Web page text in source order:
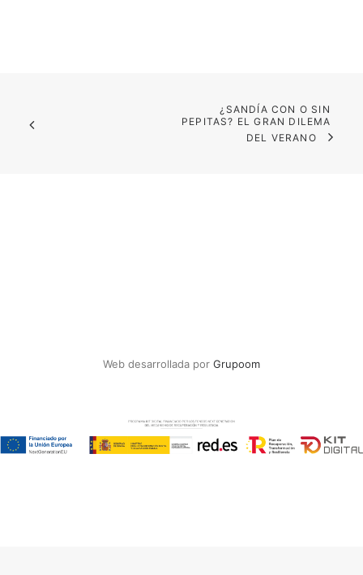
¿SANDÍA CON O SIN
PEPITAS? EL GRAN DILEMA
DEL VERANO
Web desarrollada por Grupoom